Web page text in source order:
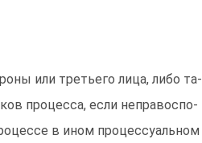
или третьего лица, либо та-
процесса, если неправоспо-
в ином процессуальном